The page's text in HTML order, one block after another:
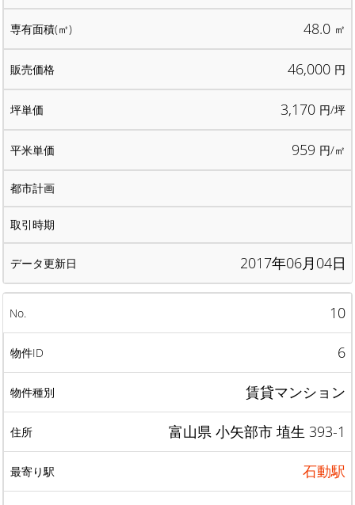
48.0 ㎡
46,000 円
3,170 円/坪
959 円/㎡
2017年06月04日
10
6
賃貸マンション
富山県 小矢部市 埴生 393-1
石動駅